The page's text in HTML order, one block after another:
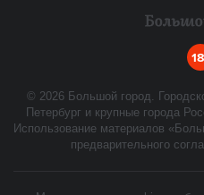
© 2026 Большой город.
Петербург и крупные города
Использование материалов
предварительного